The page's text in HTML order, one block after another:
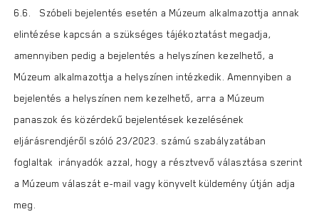
6.6. Szóbeli bejelentés esetén a Múzeum alkalmazottja annak
elintézése kapcsán a szükséges tájékoztatást megadja,
amennyiben pedig a bejelentés a helyszínen kezelhető, a
Múzeum alkalmazottja a helyszínen intézkedik. Amennyiben a
bejelentés a helyszínen nem kezelhető, arra a Múzeum
panaszok és közérdekű bejelentések kezelésének
eljárásrendjéről szóló 23/2023. számú szabályzatában
foglaltak irányadók azzal, hogy a résztvevő választása szerint
a Múzeum válaszát e-mail vagy könyvelt küldemény útján adja
meg.